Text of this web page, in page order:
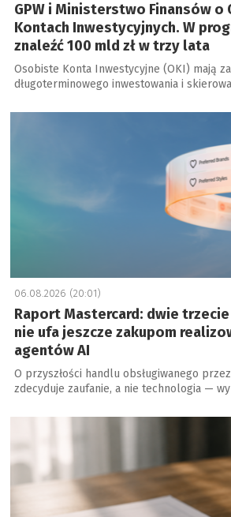
GPW i Ministerstwo Finansów o
Kontach Inwestycyjnych. W
znaleźć 100 mld zł w trzy lata
Osobiste Konta Inwestycyjne (OKI) mają
długoterminowego inwestowania i
a
06.08.2026 (20:01)
Raport Mastercard: dwie
nie ufa jeszcze zakupom
agentów AI
O przyszłości handlu obsługiwanego
zdecyduje zaufanie, a nie technologia —
a